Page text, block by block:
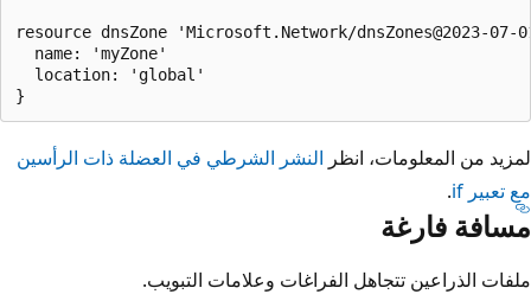
resource dnsZone 'Microsoft.Network/dnsZones@2023-
  name: 'myZone'
  location: 'global'
لمزيد من المعلومات، انظر النشر الشرطي في العضلة ذات الرأسين
مع تعبير if
.
مسافة فارغة
ملفات الذراعين تتجاهل الفراغات وعلامات التبويب.